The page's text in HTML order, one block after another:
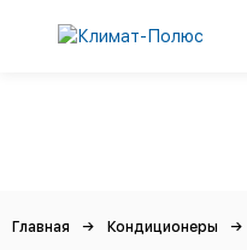
Главная Кондиционеры